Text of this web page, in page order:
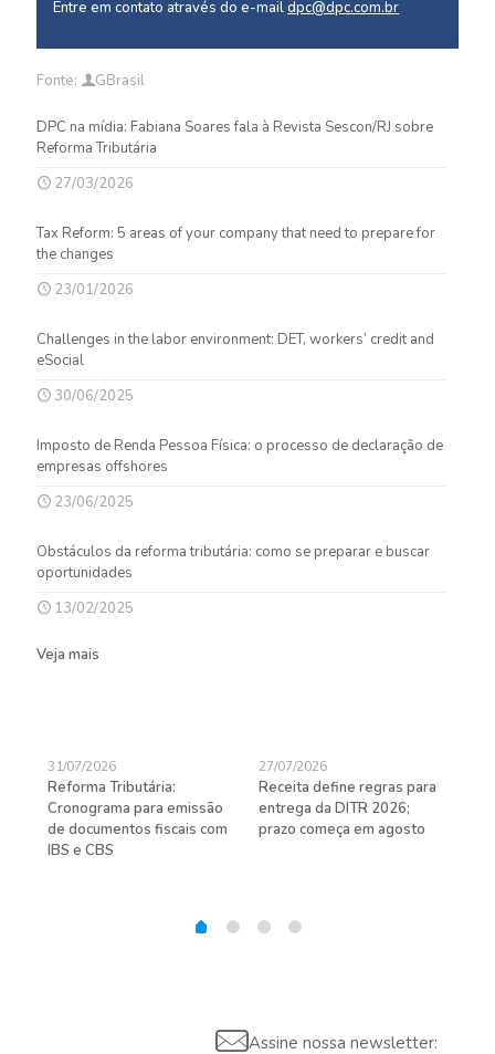
Entre em contato através do e-maildpc@dpc.com.br
Fonte: GBrasil
DPC na mídia: Fabiana Soares fala à Revista Sescon/RJ sobre
Reforma Tributária
27/03/2026
Tax Reform: 5 areas of your company that need to prepare for
the changes
23/01/2026
Challenges in the labor environment: DET, workers’ credit and
eSocial
30/06/2025
Imposto de Renda Pessoa Física: o processo de declaração de
empresas offshores
23/06/2025
Obstáculos da reforma tributária: como se preparar e buscar
oportunidades
13/02/2025
Veja mais
31/07/2026
Reforma Tributária:
Cronograma para emissão
de documentos fiscais com
IBS e CBS
27/07/2026
Receita define regras para
entrega da DITR 2026;
prazo começa em agosto
Assine nossa newsletter: